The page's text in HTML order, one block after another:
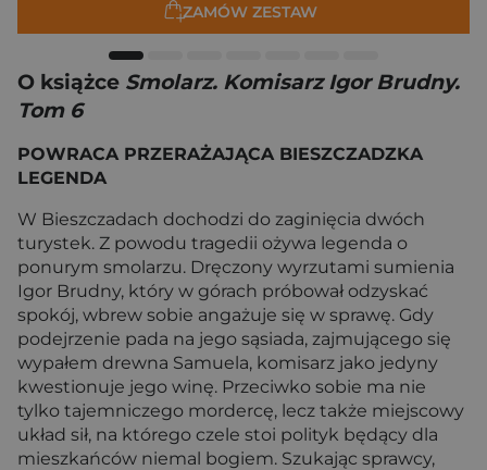
ZAMÓW ZESTAW
O książce Smolarz. Komisarz Igor Brudny.
Tom 6
POWRACA PRZERAŻAJĄCA BIESZCZADZKA
LEGENDA
W Bieszczadach dochodzi do zaginięcia dwóch
turystek. Z powodu tragedii ożywa legenda o
ponurym smolarzu. Dręczony wyrzutami sumienia
Igor Brudny, który w górach próbował odzyskać
spokój, wbrew sobie angażuje się w sprawę. Gdy
podejrzenie pada na jego sąsiada, zajmującego się
wypałem drewna Samuela, komisarz jako jedyny
kwestionuje jego winę. Przeciwko sobie ma nie
tylko tajemniczego mordercę, lecz także miejscowy
układ sił, na którego czele stoi polityk będący dla
mieszkańców niemal bogiem. Szukając sprawcy,